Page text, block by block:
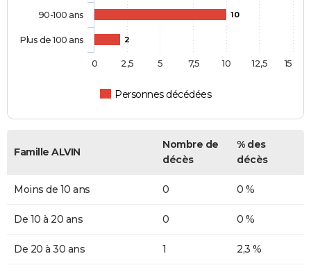
10
2
Personnes décédées
90-100 ans
Plus de 100 ans
0 2,5 5 7,5 10 12,5 15
Famille ALVIN
Nombre de
décès
% des
décès
Moins de 10 ans 0 0 %
De 10 à 20 ans 0 0 %
De 20 à 30 ans 1 2,3 %